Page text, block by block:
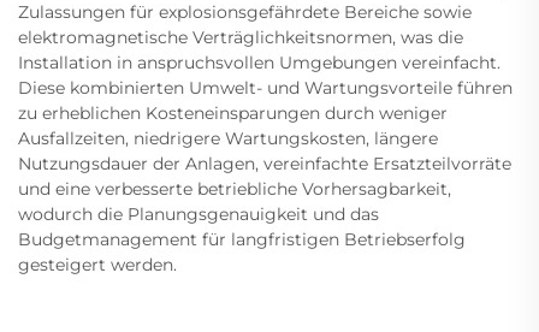
Zulassungen für explosionsgefährdete Bereiche sowie
elektromagnetische Verträglichkeitsnormen, was die
Installation in anspruchsvollen Umgebungen vereinfacht.
Diese kombinierten Umwelt- und Wartungsvorteile führen
zu erheblichen Kosteneinsparungen durch weniger
Ausfallzeiten, niedrigere Wartungskosten, längere
Nutzungsdauer der Anlagen, vereinfachte Ersatzteilvorräte
und eine verbesserte betriebliche Vorhersagbarkeit,
wodurch die Planungsgenauigkeit und das
Budgetmanagement für langfristigen Betriebserfolg
gesteigert werden.